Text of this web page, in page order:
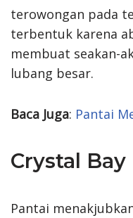
terowongan pada
terbentuk karena
membuat seakan-
lubang besar.
Baca Juga: Pantai
Crystal Bay
Pantai